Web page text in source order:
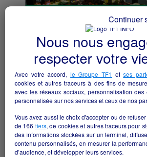
Reprise supérette
Bordes - 64510
Alimentation
Nous nous
respecter votre
Avec votre accord, le Groupe TF1 etses
cookies et autres traceurs à des fins de
avec les réseaux sociaux, personnalisation des
personnalisée sur nos services et ceux de nos
Vous avez aussi le choix d'accepter ou de
de 166 tiers, de cookies et autres traceurs pour
des informations stockées sur un terminal,
contenu personnalisés, en mesurer la
d’audience, et développer leurs services.
Continuer